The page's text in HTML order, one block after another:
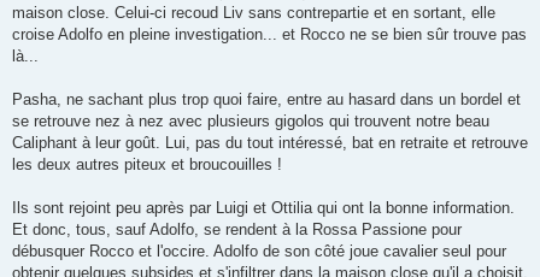
maison close. Celui-ci recoud Liv sans contrepartie et en sortant, elle
croise Adolfo en pleine investigation... et Rocco ne se bien sûr trouve pas
là...
Pasha, ne sachant plus trop quoi faire, entre au hasard dans un bordel et
se retrouve nez à nez avec plusieurs gigolos qui trouvent notre beau
Caliphant à leur goût. Lui, pas du tout intéressé, bat en retraite et retrouve
les deux autres piteux et broucouilles !
Ils sont rejoint peu après par Luigi et Ottilia qui ont la bonne information.
Et donc, tous, sauf Adolfo, se rendent à la Rossa Passione pour
débusquer Rocco et l'occire. Adolfo de son côté joue cavalier seul pour
obtenir quelques subsides et s'infiltrer dans la maison close qu'il a choisit.